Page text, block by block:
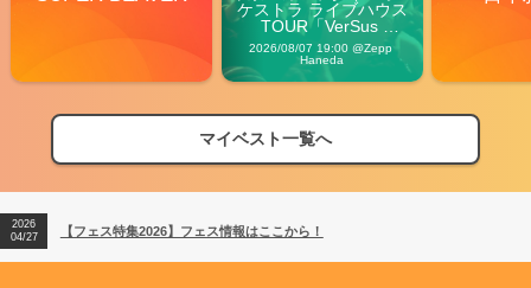
ケストラ ライブハウス
TOUR「VerSus
Carnival」
2026/08/07 19:00 @Zepp
Haneda
マイベスト一覧へ
【フェス特集2026】フェス情報はここから！
【ライブ動員ランキング】2026年上半期編発表！
2026
04/27
【フェス特集2026】フェス情報はここから！
2026